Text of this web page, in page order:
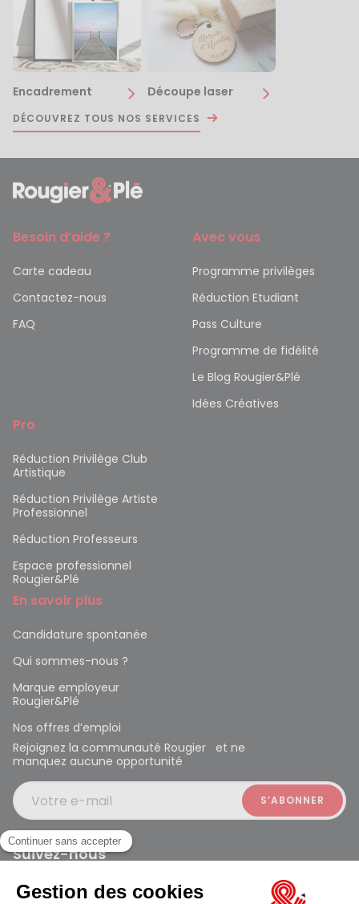
Encadrement Découpe laser
DÉCOUVREZ TOUS NOS SERVICES
Besoin d’aide ?
Carte cadeau
Contactez-nous
FAQ
Avec vous
Programme privilèges
Réduction Etudiant
Pass Culture
Programme de fidélité
Le Blog Rougier&Plé
Idées Créatives
Pro
Réduction Privilège Club
Artistique
Réduction Privilège Artiste
Professionnel
Réduction Professeurs
Espace professionnel
Rougier&Plé
En savoir plus
Candidature spontanée
Qui sommes-nous ?
Marque employeur
Rougier&Plé
Nos offres d’emploi
Rejoignez la communauté Rougier et ne
manquez aucune opportunité
Votre e-mail
Suivez-nous